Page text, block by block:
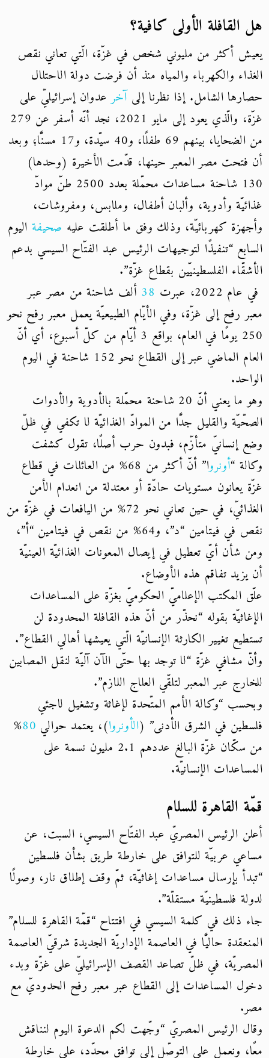
هل القافلة الأولى كافية؟
يعيش أكثر من مليوني شخص في غزّة، الّتي تعاني نقص
الغذاء والكهرباء والمياه منذ أن فرضت دولة الاحتلال
حصارها الشامل. إذا نظرنا إلىآخرعدوان إسرائيليّ على
غزّة، والّذي يعود إلى مايو 2021، نجد أنّه أسفر عن 279
من الضحايا، بينهم 69 طفلًا، و40 سيّدة، و17 مسنًّا؛ وبعد
أن فتحت مصر المعبر حينها، قدّمت الأخيرة (وحدها)
130 شاحنة مساعدات محمّلة بعدد 2500 طنّ موادّ
غذائيّة وأدوية، وألبان أطفال، وملابس، ومفروشات،
وأجهزة كهربائيّة، وذلك وفق ما أطلقت عليه صحيفة اليوم
السابع “تنفيذًا لتوجيهات الرئيس عبد الفتّاح السيسي بدعم
الأشقّاء الفلسطينيّين بقطاع غزّة”.
في عام 2022، عبرت
38 ألف شاحنة من مصر عبر
معبر رفح إلى غزّة، وفي الأيّام الطبيعيّة يعمل معبر رفح نحو
250 يومًا في العام، بواقع 3 أيّام من كلّ أسبوع، أي أنّ
العام الماضي عبر إلى القطاع نحو 152 شاحنة في اليوم
الواحد.
وهو ما يعني أنّ 20 شاحنة محمّلة بالأدوية والأدوات
الصحّيّة والقليل جدًّا من الموادّ الغذائيّة لا تكفي في ظلّ
وضع إنسانيّ متأزّم، فبدون حرب أصلًا، تقول كشفت
وكالة “أونرو
ا” أنّ أكثر من 68% من العائلات في قطاع
غزّة يعانون مستويات حادّة أو معتدلة من انعدام الأمن
الغذائيّ، في حين تعاني نحو 72% من اليافعات في غزّة من
نقص في فيتامين “د”، و64% من نقص في فيتامين “أ”،
ومن شأن أيّ تعطيل في إيصال المعونات الغذائيّة العينيّة
أن يزيد تفاقم هذه الأوضاع.
علّق المكتب الإعلاميّ الحكوميّ بغزّة على المساعدات
الإغاثيّة بقوله “نحذّر من أنّ هذه القافلة المحدودة لن
تستطيع تغيير الكارثة الإنسانيّة الّتي يعيشها أهالي القطاع”.
وأنّ مشافي غزّة “لا توجد بها حتّى الآن آليّة لنقل المصابين
للخارج عبر المعبر لتلقّي العلاج اللازم”.
وبحسب “وكالة الأمم المتّحدة لإغاثة وتشغيل لاجئي
فلسطين في الشرق الأدنى” (الأونروا)، يعتمد حوالي 80
%
من سكّان غزّة البالغ عددهم 2.1 مليون نسمة على
المساعدات الإنسانيّة.
قمّة القاهرة للسلام
أعلن الرئيس المصريّ عبد الفتّاح السيسي، السبت، عن
مساعي عربيّة للتوافق على خارطة طريق بشأن فلسطين
“تبدأ بإرسال مساعدات إغاثيّة، ثمّ وقف إطلاق نار، وصولًا
لدولة فلسطينيّة مستقلّة”.
جاء ذلك في كلمة السيسي في افتتاح “قمّة القاهرة للسلام”
المنعقدة حاليًّا في العاصمة الإداريّة الجديدة شرقيّ العاصمة
المصريّة، في ظلّ تصاعد القصف الإسرائيليّ على غزّة وبدء
دخول المساعدات إلى القطاع عبر معبر رفح الحدوديّ مع
مصر.
وقال الرئيس المصريّ “وجّهت لكم الدعوة اليوم لنناقش
معًا، ونعمل على التوصّل إلى توافق محدّد، على خارطة